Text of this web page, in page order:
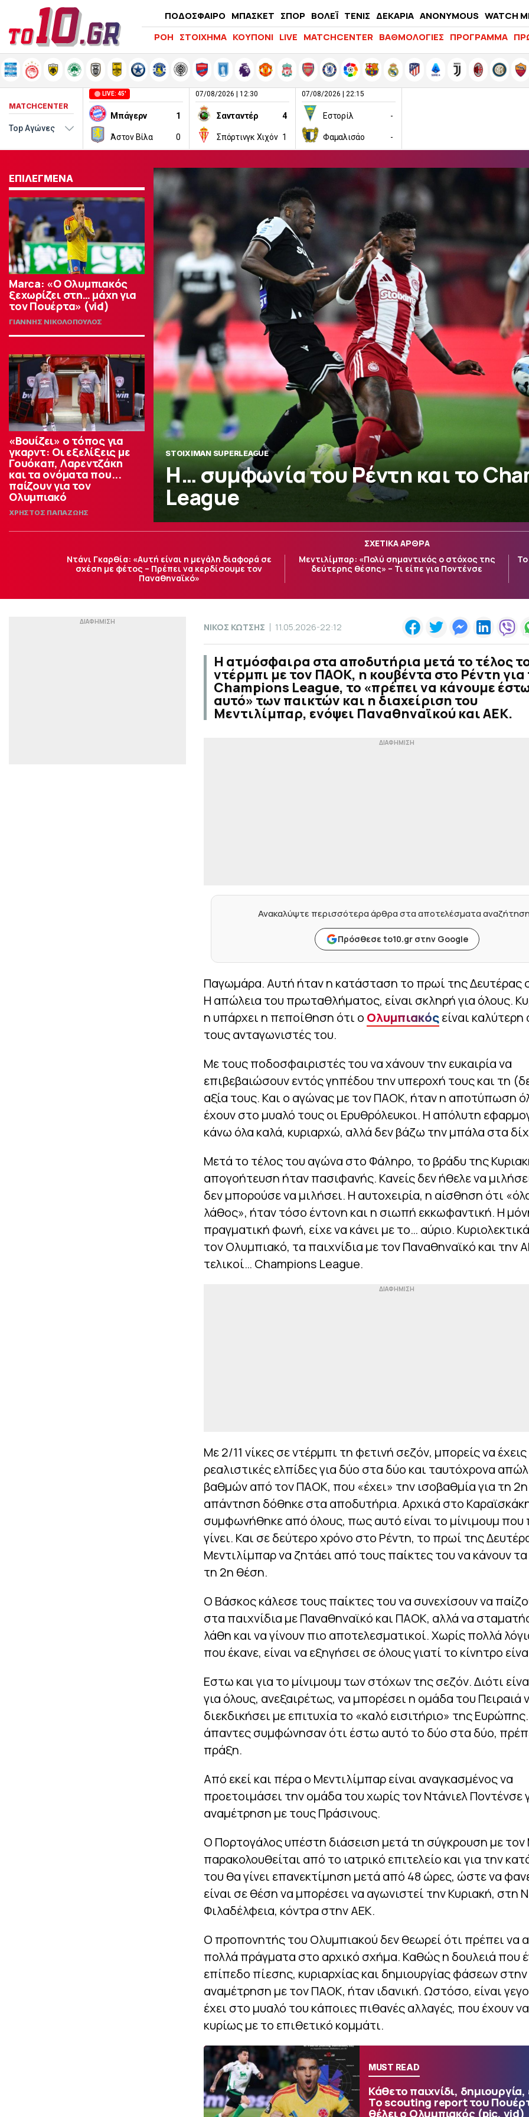
ΠΟΔΟΣΦΑΙΡΟ ΜΠΑΣΚΕΤ ΣΠΟΡ ΒΟΛΕΪ ΤΕΝΙΣ ΔΕΚΑΡΙΑ ANONYMOUS WATCH
LIFEWITNESS
ΡΟΗ ΣΤΟΙΧΗΜΑ ΚΟΥΠΟΝΙ LIVE MATCHCENTER ΒΑΘΜΟΛΟΓΙΕΣ ΠΡΟΓΡΑΜΜΑ
MATCHCENTER
07/08/2026 | 12:30
Σανταντέρ 4
Σπόρτινγκ Χιχόν 1
LIVE: 45'
Μπάγερν 1
Άστον Βίλα 0
07/08/2026 | 22:15
Εστορίλ -
Φαμαλισάο -
ΕΠΙΛΕΓΜΕΝΑ
Marca: «Ο Ολυμπιακός
ξεχωρίζει στη… μάχη για
τον Πουέρτα» (vid)
ΓΙΑΝΝΗΣ ΝΙΚΟΛΟΠΟΥΛΟΣ
«Βουίζει» ο τόπος για
γκαρντ: Οι εξελίξεις με
Γουόκαπ, Λαρεντζάκη
και τα ονόματα που...
παίζουν για τον
Ολυμπιακό
ΧΡΗΣΤΟΣ ΠΑΠΑΖΩΗΣ
STOIXIMAN SUPERLEAGUE
Η… συμφωνία του Ρέντη και το
League
ΣΧΕΤΙΚΑ ΑΡΘΡΑ
Ντάνι Γκαρθία: «Αυτή είναι η μεγάλη διαφορά σε
σχέση με φέτος – Πρέπει να κερδίσουμε τον
Παναθηναϊκό»
Μεντιλίμπαρ: «Πολύ σημαντικός ο στόχος της
δεύτερης θέσης» – Τι είπε για Ποντένσε
ΝΙΚΟΣ ΚΩΤΣΗΣ 11.05.2026-22:12
Η ατμόσφαιρα στα αποδυτήρια μετά το τέλος
ντέρμπι με τον ΠΑΟΚ, η κουβέντα στο Ρέντη για
Champions League, το «πρέπει να κάνουμε
αυτό» των παικτών και η διαχείριση του
Μεντιλίμπαρ, ενόψει Παναθηναϊκού και ΑΕΚ.
Ανακαλύψτε περισσότερα άρθρα στα αποτελέσματα
Πρόσθεσε to10.gr στην Google
Παγωμάρα. Αυτή ήταν η κατάσταση το πρωί της Δευτέρας
Η απώλεια του πρωταθλήματος, είναι σκληρή για όλους.
η υπάρχει η πεποίθηση ότι ο Ολυμπιακόςείναι
τους ανταγωνιστές του.
Με τους ποδοσφαιριστές του να χάνουν την ευκαιρία να
επιβεβαιώσουν εντός γηπέδου την υπεροχή τους και τη
αξία τους. Και ο αγώνας με τον ΠΑΟΚ, ήταν η αποτύπωση
έχουν στο μυαλό τους οι Ερυθρόλευκοι. Η απόλυτη
κάνω όλα καλά, κυριαρχώ, αλλά δεν βάζω την μπάλα στα
Μετά το τέλος του αγώνα στο Φάληρο, το βράδυ της
απογοήτευση ήταν πασιφανής. Κανείς δεν ήθελε να
δεν μπορούσε να μιλήσει. Η αυτοχειρία, η αίσθηση ότι
λάθος», ήταν τόσο έντονη και η σιωπή εκκωφαντική. Η
πραγματική φωνή, είχε να κάνει με το… αύριο.
τον Ολυμπιακό, τα παιχνίδια με τον Παναθηναϊκό και την
τελικοί… Champions League.
Με 2/11 νίκες σε ντέρμπι τη φετινή σεζόν, μπορείς να έχεις
ρεαλιστικές ελπίδες για δύο στα δύο και ταυτόχρονα
βαθμών από τον ΠΑΟΚ, που «έχει» την ισοβαθμία για τη
απάντηση δόθηκε στα αποδυτήρια. Αρχικά στο
συμφωνήθηκε από όλους, πως αυτό είναι το μίνιμουμ που
γίνει. Και σε δεύτερο χρόνο στο Ρέντη, το πρωί της
Μεντιλίμπαρ να ζητάει από τους παίκτες του να κάνουν
τη 2η θέση.
Ο Βάσκος κάλεσε τους παίκτες του να συνεχίσουν να
στα παιχνίδια με Παναθηναϊκό και ΠΑΟΚ, αλλά να
λάθη και να γίνουν πιο αποτελεσματικοί. Χωρίς πολλά
που έκανε, είναι να εξηγήσει σε όλους γιατί το κίνητρο
Εστω και για το μίνιμουμ των στόχων της σεζόν. Διότι
για όλους, ανεξαιρέτως, να μπορέσει η ομάδα του Πειραιά
διεκδικήσει με επιτυχία το «καλό εισιτήριο» της
άπαντες συμφώνησαν ότι έστω αυτό το δύο στα δύο,
πράξη.
Από εκεί και πέρα ο Μεντιλίμπαρ είναι αναγκασμένος να
προετοιμάσει την ομάδα του χωρίς τον Ντάνιελ Ποντένσε
αναμέτρηση με τους Πράσινους.
Ο Πορτογάλος υπέστη διάσειση μετά τη σύγκρουση με
παρακολουθείται από το ιατρικό επιτελείο και για την
του θα γίνει επανεκτίμηση μετά από 48 ώρες, ώστε να
είναι σε θέση να μπορέσει να αγωνιστεί την Κυριακή, στη
Φιλαδέλφεια, κόντρα στην ΑΕΚ.
Ο προπονητής του Ολυμπιακού δεν θεωρεί ότι πρέπει να
πολλά πράγματα στο αρχικό σχήμα. Καθώς η δουλειά που
επίπεδο πίεσης, κυριαρχίας και δημιουργίας φάσεων στην
αναμέτρηση με τον ΠΑΟΚ, ήταν ιδανική. Ωστόσο, είναι
έχει στο μυαλό του κάποιες πιθανές αλλαγές, που έχουν
κυρίως με το επιθετικό κομμάτι.
MUST READ
Κάθετο παιχνίδι,
Το scouting report του
θέλει ο Ολυμπιακός (pic, vid)